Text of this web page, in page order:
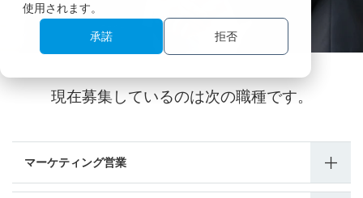
使用されます。
承諾
拒否
現在募集しているのは次の職種です。
マーケティング営業